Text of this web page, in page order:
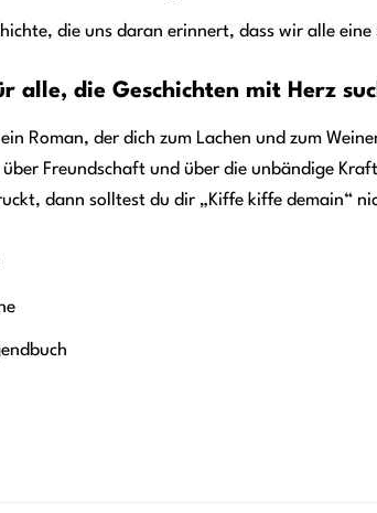
die uns daran erinnert, dass wir alle eine
alle, die Geschichten mit Herz
Roman, der dich zum Lachen und zum
Freundschaft und über die unbändige
dann solltest du dir „Kiffe kiffe demain“